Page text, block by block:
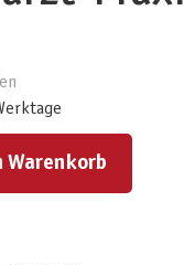
benutze die Schaltflächen um
Warenkorb